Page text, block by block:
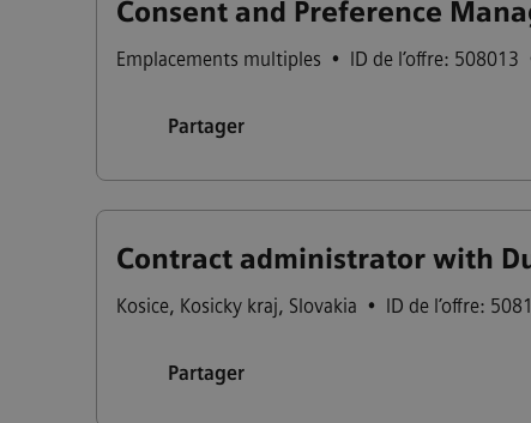
Consent and Preference
Emplacements multiples • ID de l’offre: 508013
Partager
Contract administrator with
Kosice, Kosicky kraj, Slovakia • ID de l’offre:
Partager